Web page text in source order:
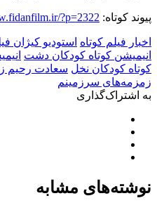
پیوند کوتاه: ?p=2322
اخبار فیلم کوتاه استودیو کیژان
انیمیشن کوتاه کودکان دشت
کوتاه کودکان نخل سعادت رحیم
زمزمه‌های سرزمینم
به اشتراک‌گذاری
نوشته‌های مشابه